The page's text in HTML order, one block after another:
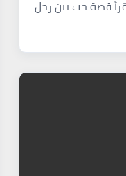
قصة حب بين رجل